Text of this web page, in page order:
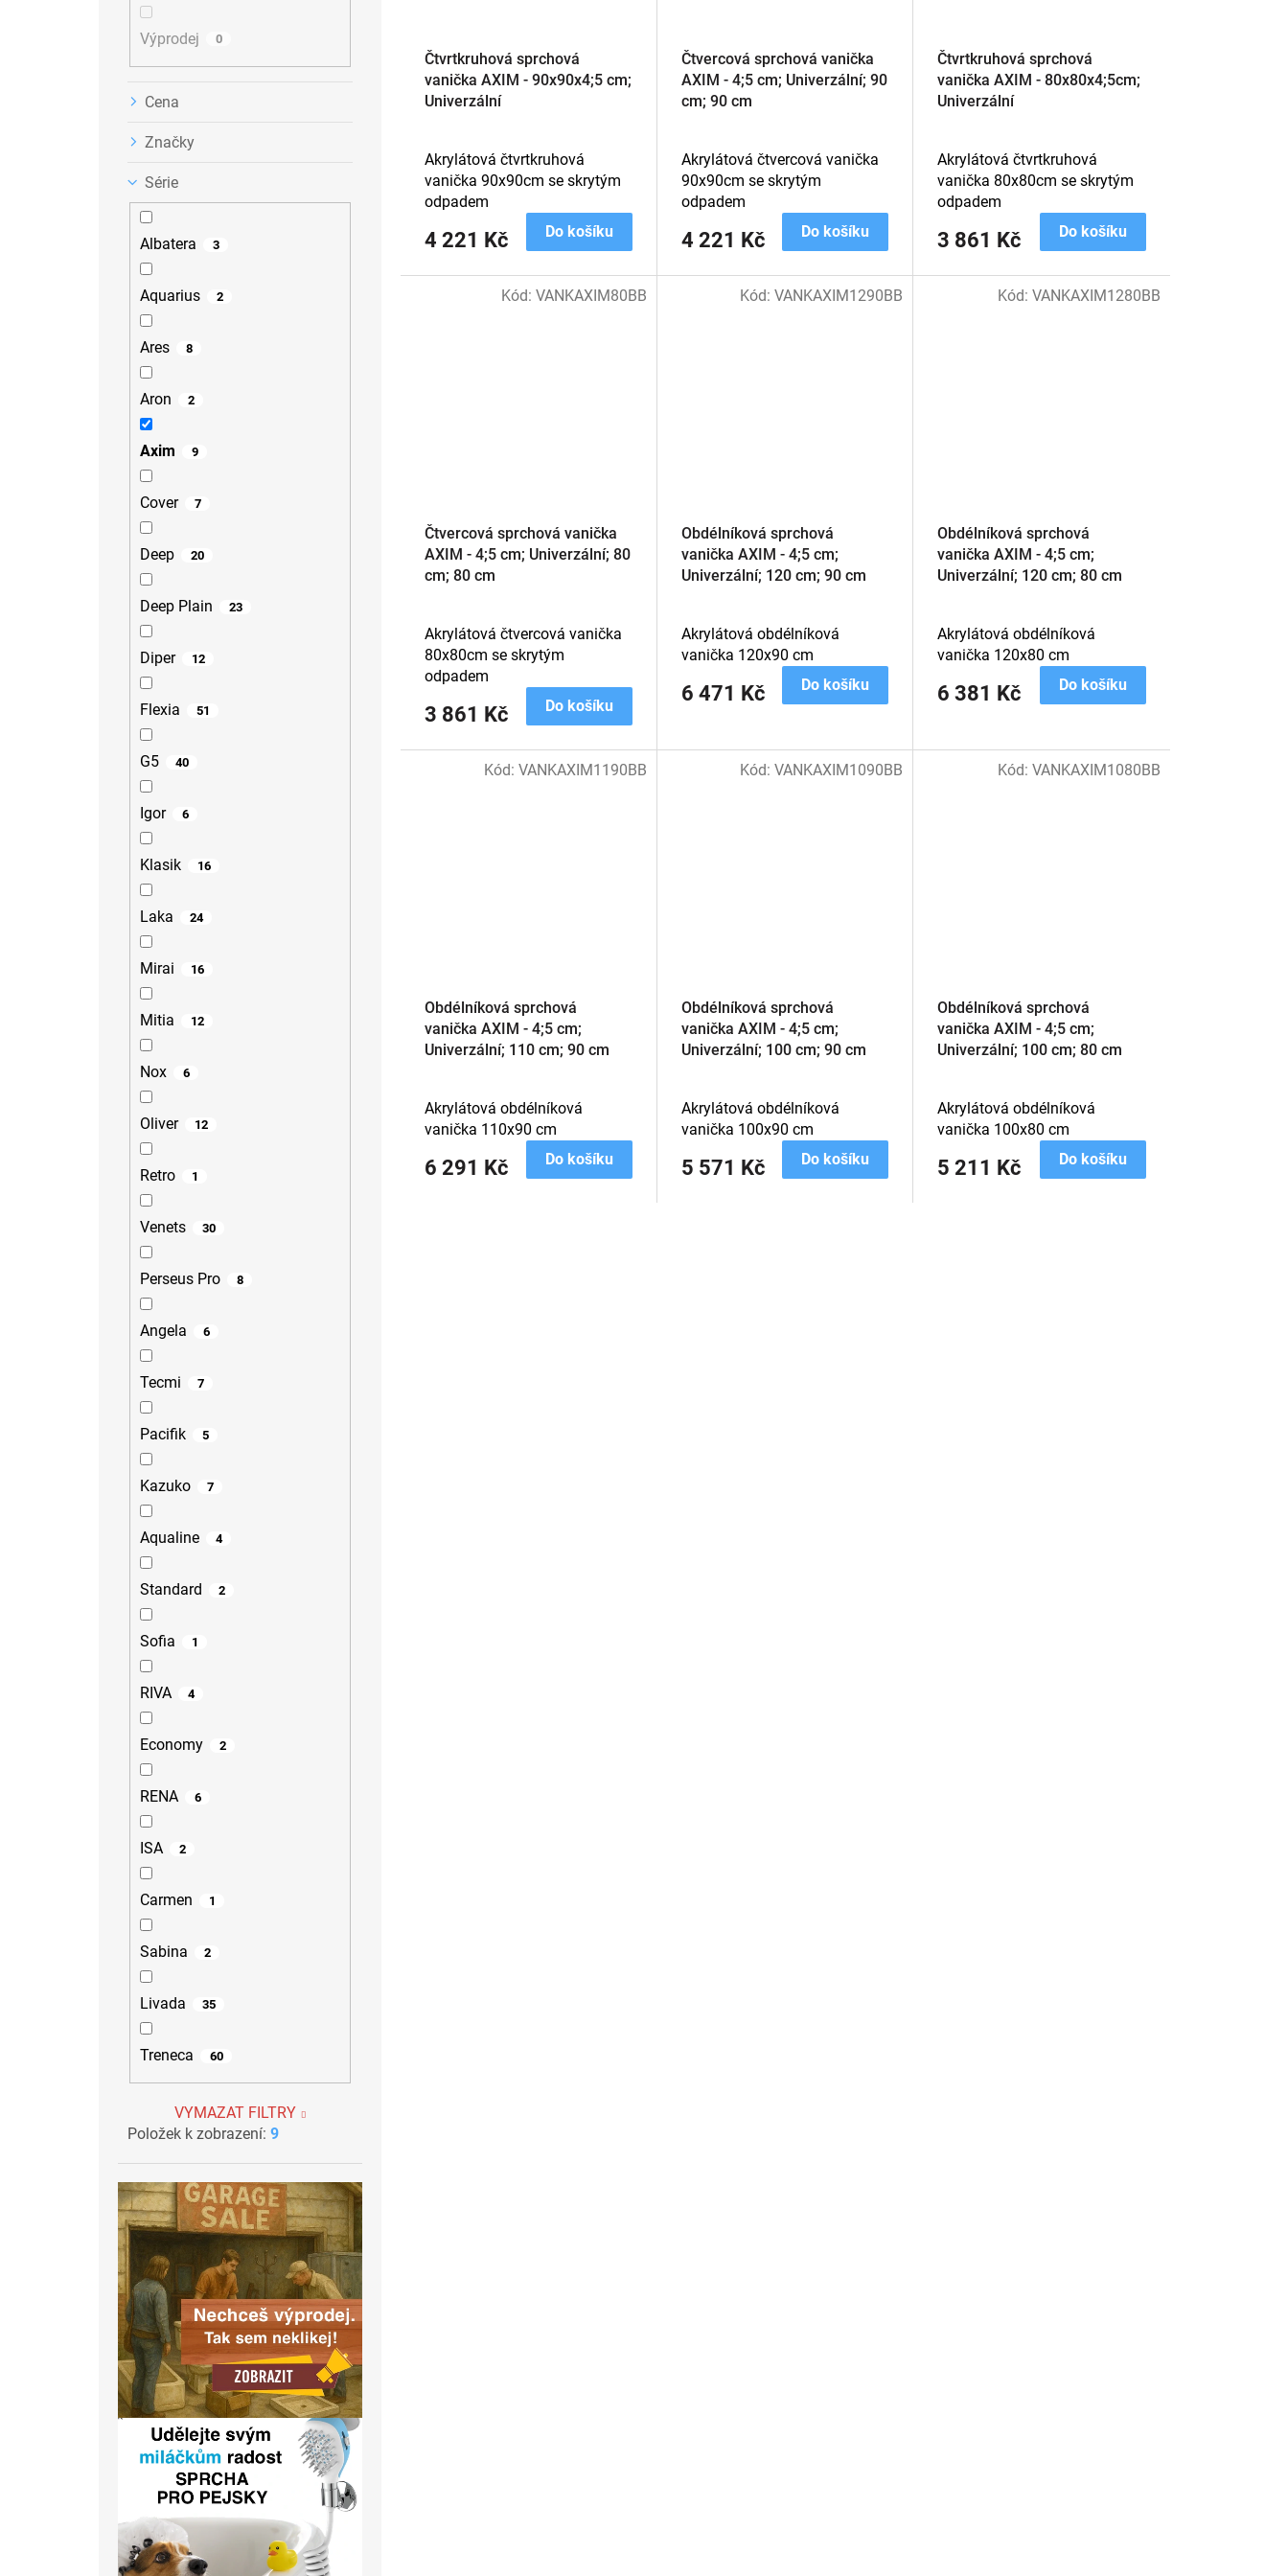
Výprodej 0
Cena
Značky
Série
Albatera 3
Aquarius 2
Ares 8
Aron 2
Axim 9
Cover 7
Deep 20
Deep Plain 23
Diper 12
Flexia 51
G5 40
Igor 6
Klasik 16
Laka 24
Mirai 16
Mitia 12
Nox 6
Oliver 12
Retro 1
Venets 30
Perseus Pro 8
Angela 6
Tecmi 7
Pacifik 5
Kazuko 7
Aqualine 4
Standard 2
Sofia 1
RIVA 4
Economy 2
RENA 6
ISA 2
Carmen 1
Sabina 2
Livada 35
Treneca 60
VYMAZAT FILTRY
Položek k zobrazení: 9
Čtvrtkruhová sprchová
vanička AXIM - 90x90x4;5 cm;
Univerzální
4 221 Kč Do košíku
Akrylátová čtvrtkruhová
vanička 90x90cm se skrytým
odpadem
Čtvercová sprchová vanička
AXIM - 4;5 cm; Univerzální; 90
cm; 90 cm
4 221 Kč Do košíku
Akrylátová čtvercová vanička
90x90cm se skrytým
odpadem
Čtvrtkruhová sprchová
vanička AXIM - 80x80x4;5cm;
Univerzální
3 861 Kč Do košíku
Akrylátová čtvrtkruhová
vanička 80x80cm se skrytým
odpadem
Čtvercová sprchová vanička
AXIM - 4;5 cm; Univerzální; 80
cm; 80 cm
3 861 Kč Do košíku
Akrylátová čtvercová vanička
80x80cm se skrytým
odpadem
Kód: VANKAXIM80BB
Obdélníková sprchová
vanička AXIM - 4;5 cm;
Univerzální; 120 cm; 90 cm
6 471 Kč Do košíku
Akrylátová obdélníková
vanička 120x90 cm
Kód:VANKAXIM1290BB
Obdélníková sprchová
vanička AXIM - 4;5 cm;
Univerzální; 120 cm; 80 cm
6 381 Kč Do košíku
Akrylátová obdélníková
vanička 120x80 cm
Kód: VANKAXIM1280BB
Obdélníková sprchová
vanička AXIM - 4;5 cm;
Univerzální; 110 cm; 90 cm
6 291 Kč Do košíku
Akrylátová obdélníková
vanička 110x90 cm
Kód: VANKAXIM1190BB
Obdélníková sprchová
vanička AXIM - 4;5 cm;
Univerzální; 100 cm; 90 cm
5 571 Kč Do košíku
Akrylátová obdélníková
vanička 100x90 cm
Kód:VANKAXIM1090BB
Obdélníková sprchová
vanička AXIM - 4;5 cm;
Univerzální; 100 cm; 80 cm
5 211 Kč Do košíku
Akrylátová obdélníková
vanička 100x80 cm
Kód: VANKAXIM1080BB